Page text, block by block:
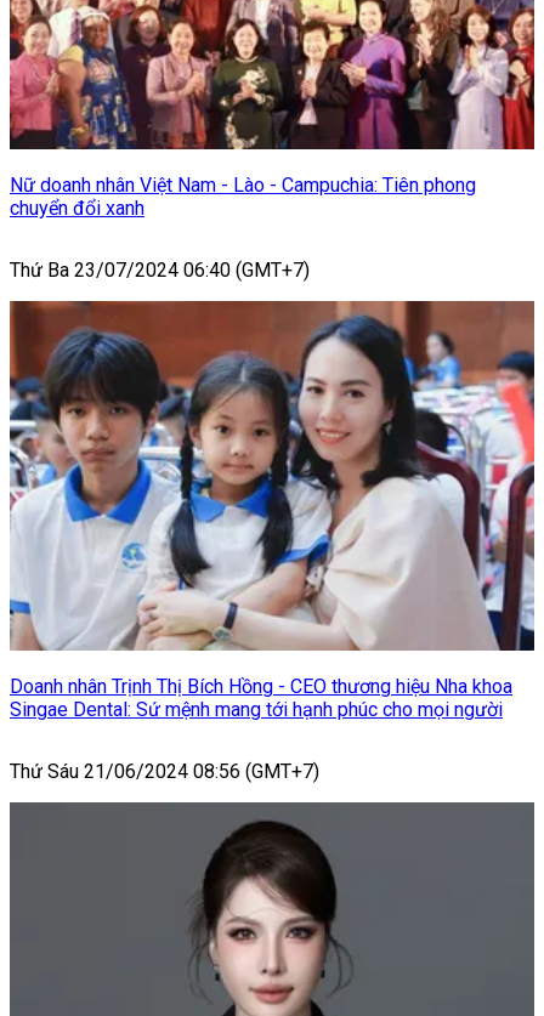
Nữ doanh nhân Việt Nam - Lào - Campuchia: Tiên phong
chuyển đổi xanh
Thứ Ba 23/07/2024 06:40 (GMT+7)
Doanh nhân Trịnh Thị Bích Hồng - CEO thương hiệu Nha khoa
Singae Dental: Sứ mệnh mang tới hạnh phúc cho mọi người
Thứ Sáu 21/06/2024 08:56 (GMT+7)